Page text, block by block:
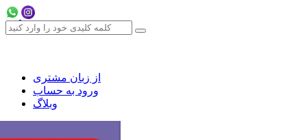
از زبان مشتری
ورود به حساب
وبلاگ